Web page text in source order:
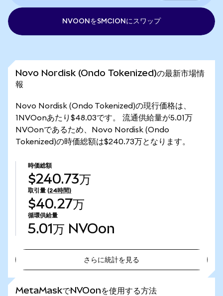
NVOONをSMCIONにスワップ
Novo Nordisk (Ondo Tokenized)の最新市場情
報
Novo Nordisk (Ondo Tokenized)の現行価格は、
1NVOonあたり$48.03です。 流通供給量が5.01万
NVOonであるため、Novo Nordisk (Ondo
Tokenized)の時価総額は$240.73万となります。
時価総額
$240.73万
取引量 (24時間)
$40.27万
循環供給量
5.01万 NVOon
さらに統計を見る
MetaMaskでNVOonを使用する方法